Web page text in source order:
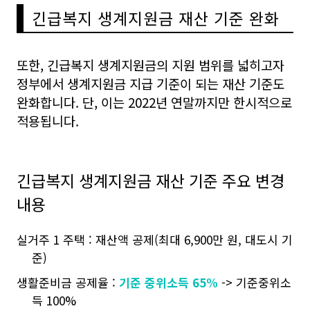
긴급복지 생계지원금 재산 기준 완화
또한, 긴급복지 생계지원금의 지원 범위를 넓히고자
정부에서 생계지원금 지급 기준이 되는 재산 기준도
완화합니다. 단, 이는 2022년 연말까지만 한시적으로
적용됩니다.
긴급복지 생계지원금 재산 기준 주요 변경
내용
실거주 1 주택 : 재산액 공제(최대 6,900만 원, 대도시 기
준)
생활준비금 공제율 : 기준 중위소득 65% -> 기준중위소
득 100%